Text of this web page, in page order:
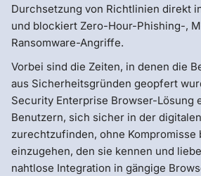
Durchsetzung von Richtlinien direkt
und blockiert Zero-Hour-Phishing-,
Ransomware-Angriffe.
Vorbei sind die Zeiten, in denen die
aus Sicherheitsgründen geopfert
Security Enterprise Browser-Lösung
Benutzern, sich sicher in der
zurechtzufinden, ohne Kompromisse
einzugehen, den sie kennen und
nahtlose Integration in gängige